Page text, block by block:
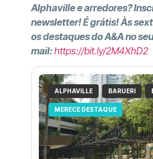
Alphaville e arredores?
newsletter! É grátis! Às
os destaques do A&A no
mail:https://bit.ly/2M4XhD2
ALPHAVILLE BARUERI
MERECE DESTAQUE